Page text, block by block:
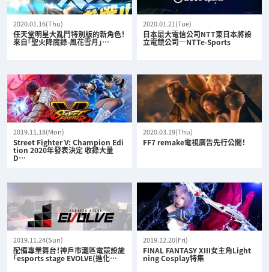
2020.01.16(Thu)
任天堂明星大亂鬥特別版的新角色！
來自「聖火降魔錄-風花雪月」…
2020.01.21(Tue)
日本最大電信公司NTT東日本將設
立電競公司—NTTe-Sports
2019.11.18(Mon)
Street Fighter V: Champion Edi
tion 2020年發表決定 收錄大量
D…
2020.03.19(Thu)
FF7 remake電視廣告先行公開！
2019.11.24(Sun)
配備專業舞台！神戶市灘區電競設施
「esports stage EVOLVE(進化…
2019.12.20(Fri)
FINAL FANTASY XIII女主角Light
ning Cosplay特集